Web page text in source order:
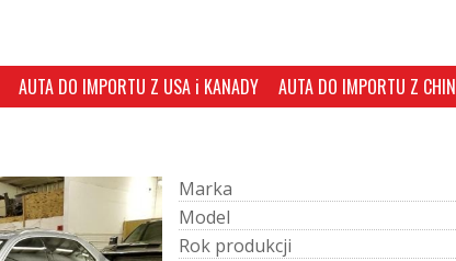
AUTA DO IMPORTU Z USA i KANADY AUTA DO IMPORTU Z CHIN
Marka
Model
Rok produkcji